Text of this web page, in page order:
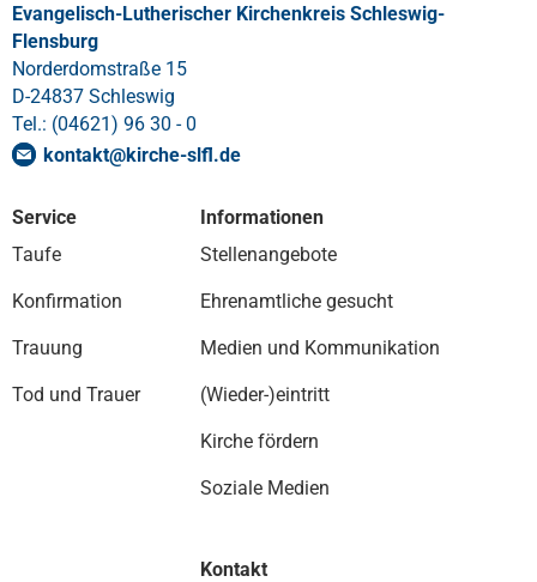
Evangelisch-Lutherischer Kirchenkreis Schleswig-
Flensburg
Norderdomstraße 15
D-24837 Schleswig
Tel.: (04621) 96 30 - 0
kontakt@kirche-slfl.de
Service
Taufe
Konfirmation
Trauung
Tod und Trauer
Informationen
Stellenangebote
Ehrenamtliche gesucht
Medien und Kommunikation
(Wieder-)eintritt
Kirche fördern
Soziale Medien
Kontakt